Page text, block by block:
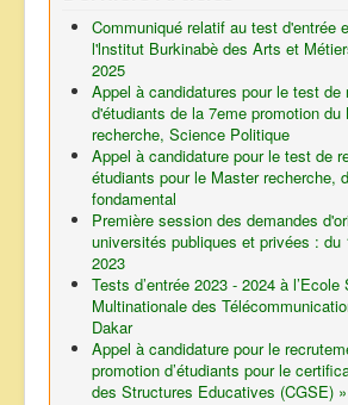
Communiqué relatif au test d'entrée
l'lnstitut Burkinabè des Arts et
2025
Appel à candidatures pour le test de
d'étudiants de la 7eme promotion du
recherche, Science Politique
Appel à candidature pour le test de
étudiants pour le Master recherche,
fondamental
Première session des demandes
universités publiques et privées : du
2023
Tests d’entrée 2023 - 2024 à l’Ecole
Multinationale des
Dakar
Appel à candidature pour le
promotion d’étudiants pour le
des Structures Educatives (CGSE) »